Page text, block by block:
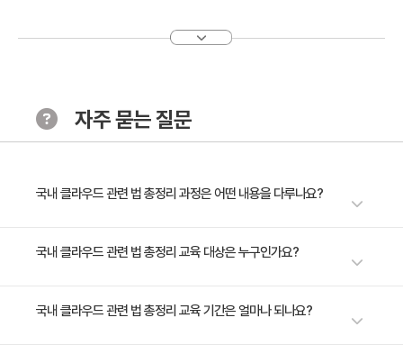
자주 묻는 질문
국내 클라우드 관련 법 총정리 과정은 어떤 내용을 다루나요?
＂클라우드 발전법이 시행됨에 따라 클라우드 사업자뿐 아니라 이용자에게
필요＂
국내 클라우드 관련 법 총정리 교육 대상은 누구인가요?
＂클라우드 관련 종사자 관심있는 누구나＂
국내 클라우드 관련 법 총정리 교육 기간은 얼마나 되나요?